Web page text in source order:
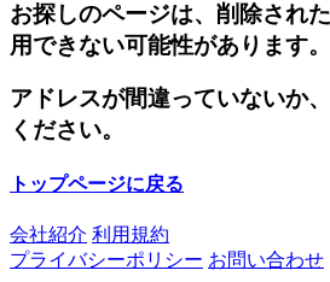
お探しのページは、削除され
用できない可能性があります。
アドレスが間違っていないか
ください。
トップページに戻る
会社紹介 利用規約
プライバシーポリシー お問い合わせ